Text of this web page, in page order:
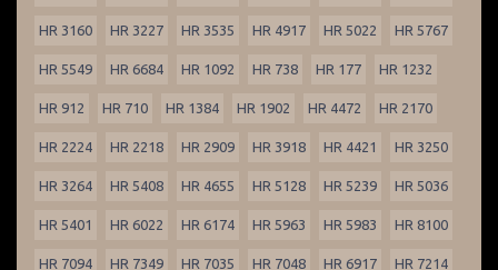
HR 3160 HR 3227 HR 3535 HR 4917 HR 5022 HR 5767
HR 5549 HR 6684 HR 1092 HR 738 HR 177 HR 1232
HR 912 HR 710 HR 1384 HR 1902 HR 4472 HR 2170
HR 2224 HR 2218 HR 2909 HR 3918 HR 4421 HR 3250
HR 3264 HR 5408 HR 4655 HR 5128 HR 5239 HR 5036
HR 5401 HR 6022 HR 6174 HR 5963 HR 5983 HR 8100
HR 7094 HR 7349 HR 7035 HR 7048 HR 6917 HR 7214